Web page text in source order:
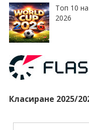
Топ 10
2026
Класиране 2025/